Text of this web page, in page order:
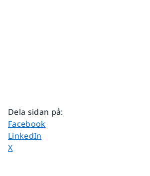
Dela sidan på:
Dela sidan på
Facebook
Dela sidan på
LinkedIn
Dela sidan på
X